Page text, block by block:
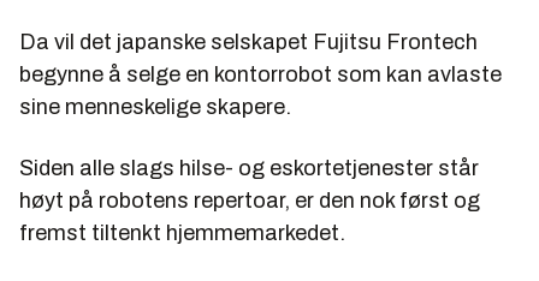
Da vil det japanske selskapet Fujitsu Frontech
begynne å selge en kontorrobot som kan avlaste
sine menneskelige skapere.
Siden alle slags hilse- og eskortetjenester står
høyt på robotens repertoar, er den nok først og
fremst tiltenkt hjemmemarkedet.